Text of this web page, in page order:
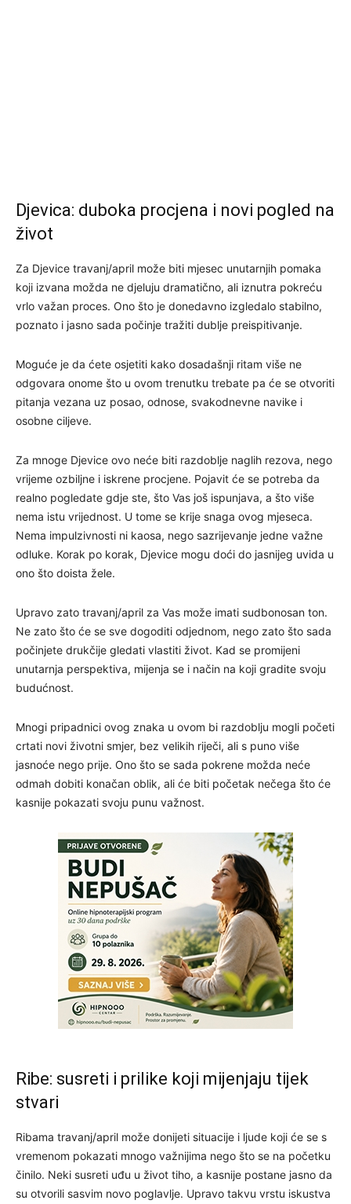
Djevica: duboka procjena i novi pogled na
život
Za Djevice travanj/april može biti mjesec unutarnjih pomaka
koji izvana možda ne djeluju dramatično, ali iznutra pokreću
vrlo važan proces. Ono što je donedavno izgledalo stabilno,
poznato i jasno sada počinje tražiti dublje preispitivanje.
Moguće je da ćete osjetiti kako dosadašnji ritam više ne
odgovara onome što u ovom trenutku trebate pa će se otvoriti
pitanja vezana uz posao, odnose, svakodnevne navike i
osobne ciljeve.
Za mnoge Djevice ovo neće biti razdoblje naglih rezova, nego
vrijeme ozbiljne i iskrene procjene. Pojavit će se potreba da
realno pogledate gdje ste, što Vas još ispunjava, a što više
nema istu vrijednost. U tome se krije snaga ovog mjeseca.
Nema impulzivnosti ni kaosa, nego sazrijevanje jedne važne
odluke. Korak po korak, Djevice mogu doći do jasnijeg uvida u
ono što doista žele.
Upravo zato travanj/april za Vas može imati sudbonosan ton.
Ne zato što će se sve dogoditi odjednom, nego zato što sada
počinjete drukčije gledati vlastiti život. Kad se promijeni
unutarnja perspektiva, mijenja se i način na koji gradite svoju
budućnost.
Mnogi pripadnici ovog znaka u ovom bi razdoblju mogli početi
crtati novi životni smjer, bez velikih riječi, ali s puno više
jasnoće nego prije. Ono što se sada pokrene možda neće
odmah dobiti konačan oblik, ali će biti početak nečega što će
kasnije pokazati svoju punu važnost.
Ribe: susreti i prilike koji mijenjaju tijek
stvari
Ribama travanj/april može donijeti situacije i ljude koji će se s
vremenom pokazati mnogo važnijima nego što se na početku
činilo. Neki susreti uđu u život tiho, a kasnije postane jasno da
su otvorili sasvim novo poglavlje. Upravo takvu vrstu iskustva